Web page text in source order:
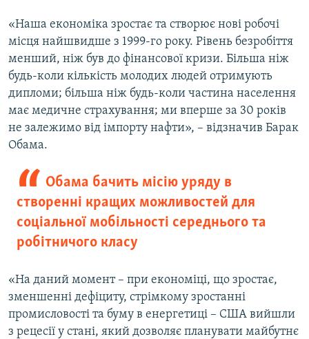
«Наша економіка зростає та створює нові робочі
місця найшвидше з 1999-го року. Рівень безробіття
менший, ніж був до фінансової кризи. Більша ніж
будь-коли кількість молодих людей отримують
дипломи; більша ніж будь-коли частина населення
має медичне страхування; ми вперше за 30 років
не залежимо від імпорту нафти», – відзначив Барак
Обама.
Обама бачить місію уряду в
створенні кращих можливостей для
соціальної мобільності середнього та
робітничого класу
«На даний момент – при економіці, що зростає,
зменшенні дефіциту, стрімкому зростанні
промисловості та буму в енергетиці – США вийшли
з рецесії у стані, який дозволяє планувати майбутнє